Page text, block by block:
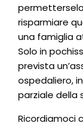
risparmiare
una famiglia
Solo in
prevista
ospedaliero,
parziale della
Ricordiamoci